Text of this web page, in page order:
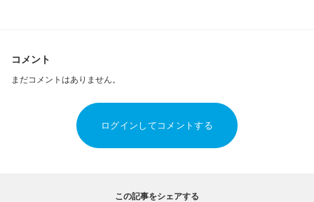
コメント
まだコメントはありません。
ログインしてコメントする
この記事をシェアする